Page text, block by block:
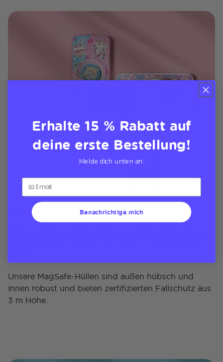
Unsere MagSafe-Hüllen sind außen hübsch und
innen robust und bieten zertifizierten Fallschutz aus
3 m Höhe.
Erhalte 15 % Rabatt auf
deine erste Bestellung!
Melde dich unten an:
Benachrichtige mich